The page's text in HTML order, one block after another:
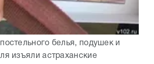
белья, подушек и
изъяли астраханские